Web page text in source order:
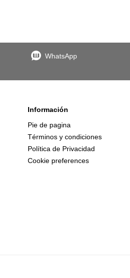
WhatsApp
Información
Pie de pagina
Términos y condiciones
Política de Privacidad
Cookie preferences